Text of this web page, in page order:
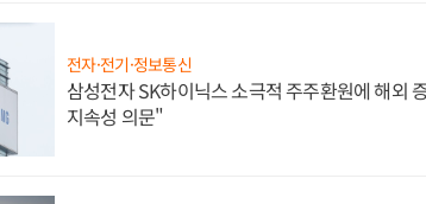
전자·전기·정보통신
삼성전자 SK하이닉스 소극적 주주환원에 해외
지속성 의문"